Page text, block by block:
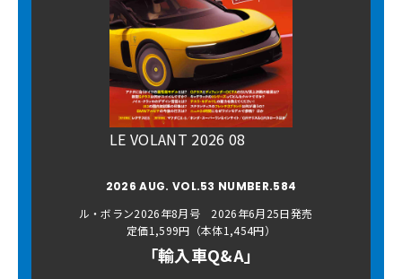
LE VOLANT 2026 08
2026 AUG. VOL.53 NUMBER.584
ル・ボラン2026年8月号 2026年6月25日発売
定価1,599円（本体1,454円）
「輸入車Q&A」